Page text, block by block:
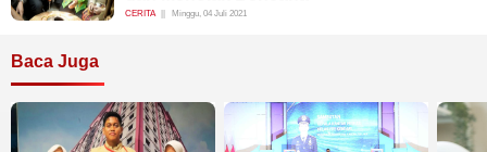
CERITA Minggu, 04 Juli 2021
Baca Juga